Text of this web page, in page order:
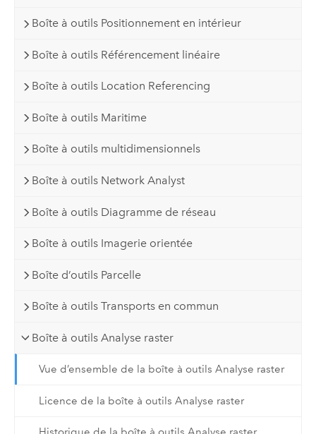
Boîte à outils Positionnement en intérieur
Boîte à outils Référencement linéaire
Boîte à outils Location Referencing
Boîte à outils Maritime
Boîte à outils multidimensionnels
Boîte à outils Network Analyst
Boîte à outils Diagramme de réseau
Boîte à outils Imagerie orientée
Boîte d’outils Parcelle
Boîte à outils Transports en commun
Boîte à outils Analyse raster
Vue d’ensemble de la boîte à outils Analyse raster
Licence de la boîte à outils Analyse raster